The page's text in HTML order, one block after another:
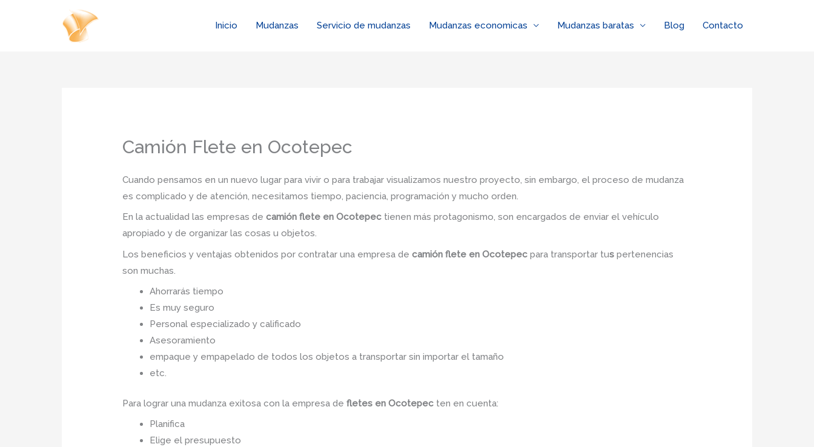
Inicio Mudanzas Servicio de mudanzas Mudanzas economicas Mudanzas baratas Blog Contacto
Camión Flete en Ocotepec
Cuando pensamos en un nuevo lugar para vivir o para trabajar visualizamos nuestro proyecto, sin embargo, el proceso de mudanza
es complicado y de atención, necesitamos tiempo, paciencia, programación y mucho orden.
En la actualidad las empresas decamión flete en Ocotepec tienen más protagonismo, son encargados de enviar el vehículo
apropiado y de organizar las cosas u objetos.
Los beneficios y ventajas obtenidos por contratar una empresa decamión flete en Ocotepecpara transportar tuspertenencias
son muchas.
Ahorrarás tiempo
Es muy seguro
Personal especializado y calificado
Asesoramiento
empaque y empapelado de todos los objetos a transportar sin importar el tamaño
etc.
Para lograr una mudanza exitosa con la empresa defletes en Ocotepec ten en cuenta:
Planifica
Elige el presupuesto